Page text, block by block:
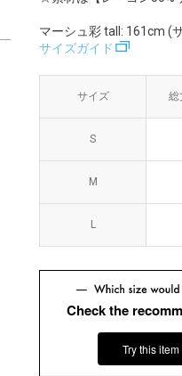
マーシュ彩 tall: 161cm (
サイズガイド
サイズ 総
S
M
L
サイズ 総
S
M
L
Check the
Try this item